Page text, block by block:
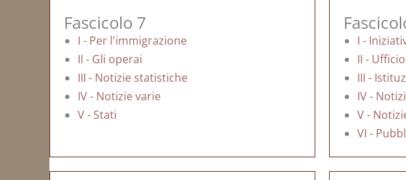
Fascicolo 7
I - Per l'immigrazione
II - Gli operai
III - Notizie statistiche
IV - Notizie varie
V - Stati
I -
II - Ufficio
III -
IV -
V -
VI -